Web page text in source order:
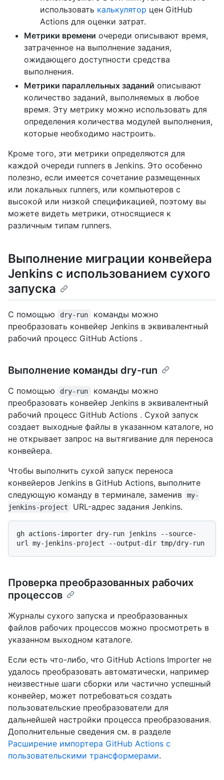
использовать калькулятор цен GitHub
Actions для оценки затрат.
Метрики времени очереди описывают время,
затраченное на выполнение задания,
ожидающего доступности средства
выполнения.
Метрики параллельных заданий описывают
количество заданий, выполняемых в любое
время. Эту метрику можно использовать для
определения количества модулей выполнения,
которые необходимо настроить.
Кроме того, эти метрики определяются для
каждой очереди runners в Jenkins. Это особенно
полезно, если имеется сочетание размещенных
или локальных runners, или компьютеров с
высокой или низкой спецификацией, поэтому вы
можете видеть метрики, относящиеся к
различным типам runners.
Выполнение миграции конвейера
Jenkins с использованием сухого
запуска
С помощью dry-run
команды можно
преобразовать конвейер Jenkins в эквивалентный
рабочий процесс GitHub Actions .
Выполнение команды dry-run
С помощью dry-run
команды можно
преобразовать конвейер Jenkins в эквивалентный
рабочий процесс GitHub Actions . Сухой запуск
создает выходные файлы в указанном каталоге, но
не открывает запрос на вытягивание для переноса
конвейера.
Чтобы выполнить сухой запуск переноса
конвейеров Jenkins в GitHub Actions, выполните
следующую команду в терминале, заменив
my-
jenkins-project
URL-адрес задания Jenkins.
gh actions-importer dry-run jenkins --source-
Проверка преобразованных рабочих
процессов
Журналы сухого запуска и преобразованных
файлов рабочих процессов можно просмотреть в
указанном выходном каталоге.
Если есть что-либо, что GitHub Actions Importer не
удалось преобразовать автоматически, например
неизвестные шаги сборки или частично успешный
конвейер, может потребоваться создать
пользовательские преобразователи для
дальнейшей настройки процесса преобразования.
Дополнительные сведения см. в разделе
Расширение импортера GitHub Actions с
пользовательскими трансформерами.